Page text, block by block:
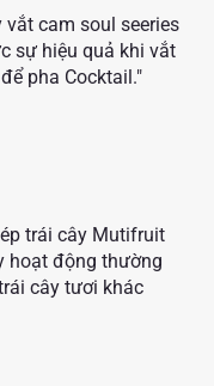
cam soul seeries
sự hiệu quả khi vắt
pha Cocktail."
trái cây Mutifruit
hoạt động thường
cây tươi khác